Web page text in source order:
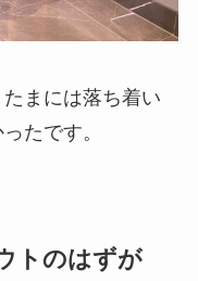
まには落ち着い
たです。
トのはずが